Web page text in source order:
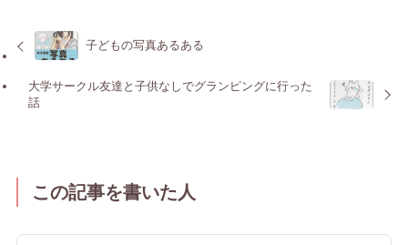
子どもの写真あるある
大学サークル友達と子供なしでグランピングに行った
話
この記事を書いた人